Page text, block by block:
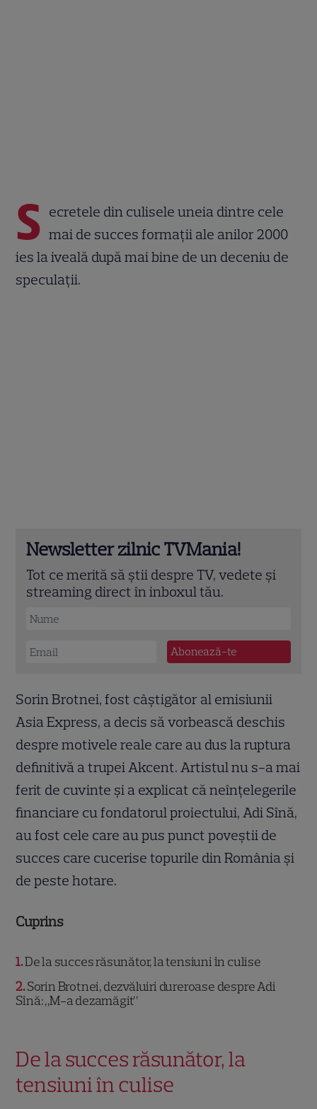
S ecretele din culisele uneia dintre cele
mai de succes formații ale anilor 2000
ies la iveală după mai bine de un deceniu de
speculații.
Newsletter zilnic TVMania!
Tot ce merită să știi despre TV, vedete și
streaming direct în inboxul tău.
Sorin Brotnei, fost câștigător al emisiunii
Asia Express, a decis să vorbească deschis
despre motivele reale care au dus la ruptura
definitivă a trupei Akcent. Artistul nu s-a mai
ferit de cuvinte și a explicat că neînțelegerile
financiare cu fondatorul proiectului, Adi Sînă,
au fost cele care au pus punct poveștii de
succes care cucerise topurile din România și
de peste hotare.
Cuprins
1 De la succes răsunător, la tensiuni în culise
2 Sorin Brotnei, dezvăluiri dureroase despre Adi
Sînă: „M-a dezamăgit”
De la succes răsunător, la
tensiuni în culise